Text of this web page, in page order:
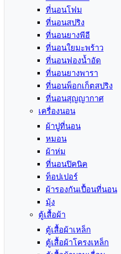
ที่นอนโฟม
ที่นอนสปริง
ที่นอนยางพีอี
ที่นอนใยมะพร้าว
ที่นอนฟองน้ำอัด
ที่นอนยางพารา
ที่นอนพ็อกเก็ตสปริง
ที่นอนสุญญากาศ
เครื่องนอน
ผ้าปูที่นอน
หมอน
ผ้าห่ม
ที่นอนปิคนิค
ท็อปเปอร์
ผ้ารองกันเปื้อนที่นอน
มุ้ง
ตู้เสื้อผ้า
ตู้เสื้อผ้าเหล็ก
ตู้เสื้อผ้าโครงเหล็ก